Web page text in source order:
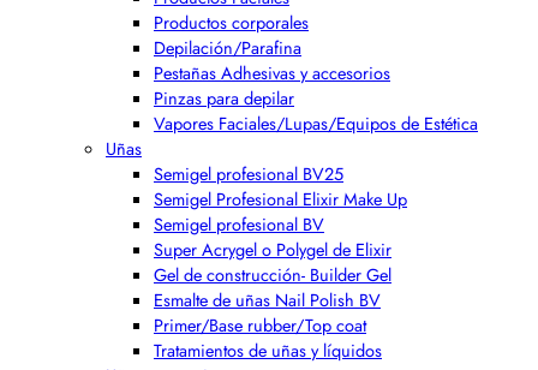
Productos corporales
Depilación/Parafina
Pestañas Adhesivas y accesorios
Pinzas para depilar
Vapores Faciales/Lupas/Equipos de Estética
Uñas
Semigel profesional BV25
Semigel Profesional Elixir Make Up
Semigel profesional BV
Super Acrygel o Polygel de Elixir
Gel de construcción- Builder Gel
Esmalte de uñas Nail Polish BV
Primer/Base rubber/Top coat
Tratamientos de uñas y líquidos